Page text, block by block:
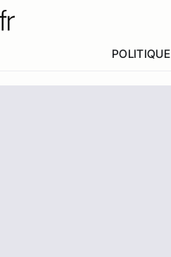
POLITIQUE